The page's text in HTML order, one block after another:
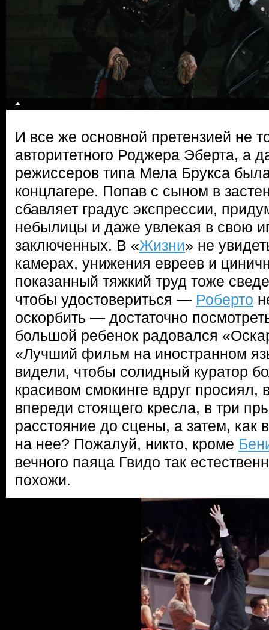
И все же основной претензией не
авторитетного Роджера Эберта, а
режиссеров типа Мела Брукса
концлагере. Попав с сыном в
сбавляет градус экспрессии,
небылицы и даже увлекая в свою
заключенных. В «Жизни» не
камерах, унижения евреев и
показанный тяжкий труд тоже
чтобы удостовериться — Роберто
оскорбить — достаточно
большой ребенок радовался
«Лучший фильм на иностранном
видели, чтобы солидный куратор
красивом смокинге вдруг просиял,
впереди стоящего кресла, в три
расстояние до сцены, а затем, как
на нее? Пожалуй, никто, кроме
вечного паяца Гвидо так
похожи.